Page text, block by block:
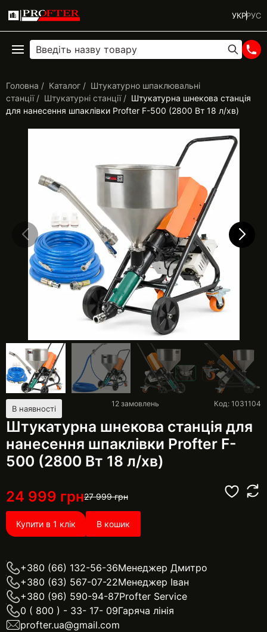
УКРРУС
Головна Каталог
Штукатурно шпаклювальні
станції
Штукатурні станції
Штукатурна шнекова станція
для нанесення шпаклівки Profter F-500 (2800 Вт 18 л/хв)
В наявності
Штукатурна шнекова станція для
нанесення шпаклівки Profter F-
500 (2800 Вт 18 л/хв)
Код: 1031104
12 замовлень
24 999 грн27 999грн
Купити в 1 клік В кошик
+380 (66) 132-56-36Менеджер Дмитро
+380 (63) 567-07-22Менеджер Іван
+380 (96) 590-94-87Profter Service
0 ( 800 ) - 33- 17- 09Гаряча лінія
profter.ua@gmail.com